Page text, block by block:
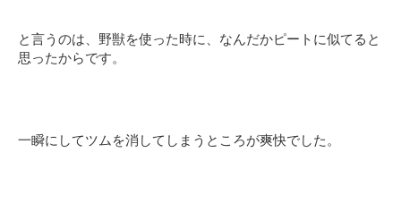
と言うのは、野獣を使った時に、なんだかピートに似てると
思ったからです。
一瞬にしてツムを消してしまうところが爽快でした。